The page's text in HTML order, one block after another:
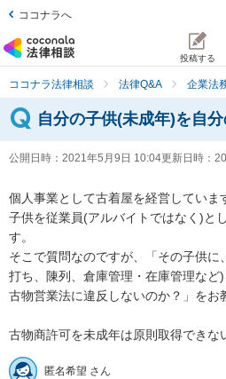
ココナラへ
投稿する
ココナラ法律相談 法律Q&A 企業法
自分の子供(未成年)を自
公開日時： 2021年5月9日 10:04更新日時：
個人事業として古着屋を経営していま
子供を従業員(アルバイトではなく)と
す。
そこで質問なのですが、「その子供に
打ち、陳列、倉庫管理・在庫管理など
古物営業法に違反しないのか？」をお
古物商許可を未成年は原則取得できな
匿名希望 さん